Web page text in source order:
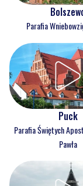
Parafia
Puck
Parafia Świętych
Pawła